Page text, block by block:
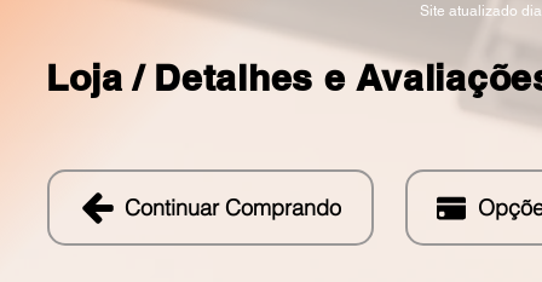
Continuar Comprando
Loja / Detalhes e
Site atualizado